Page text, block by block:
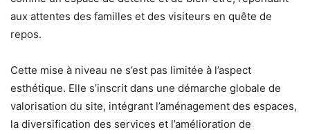
aux attentes des familles et des visiteurs en quête de
repos.
Cette mise à niveau ne s’est pas limitée à l’aspect
esthétique. Elle s’inscrit dans une démarche globale de
valorisation du site, intégrant l’aménagement des espaces,
la diversification des services et l’amélioration de